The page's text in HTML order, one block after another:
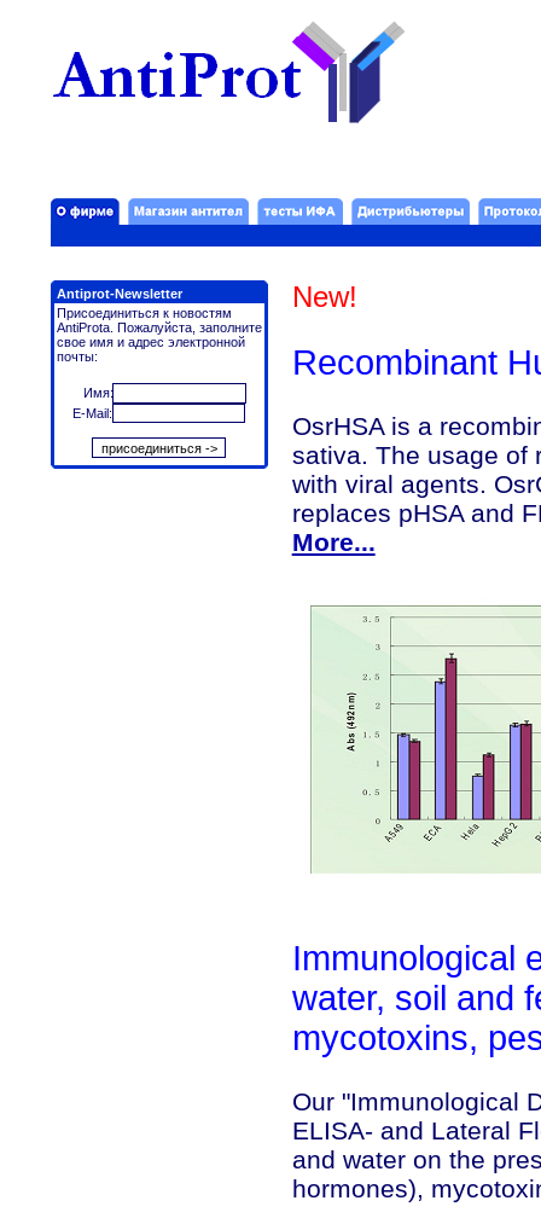
Antiprot-Newsletter
Присоединиться к новостям
AntiProtа. Пожалуйста, заполните
свое имя и адрес электронной
почты:
Имя:
E-Mail:
New!
Recombinant
OsrHSA is a
sativa. The usage of
with viral agents.
replaces pHSA and
More...
Immunological
water, soil and
mycotoxins,
Our "Immunological
ELISA- and Lateral
and water on the
hormones),